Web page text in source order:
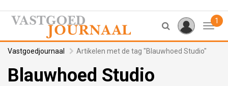
1
Vastgoedjournaal Artikelen met de tag "Blauwhoed Studio"
Blauwhoed Studio